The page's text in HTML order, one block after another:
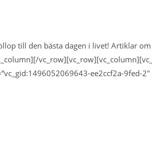
till den bästa dagen i livet! Artiklar
ee2ccf2a-9fed-